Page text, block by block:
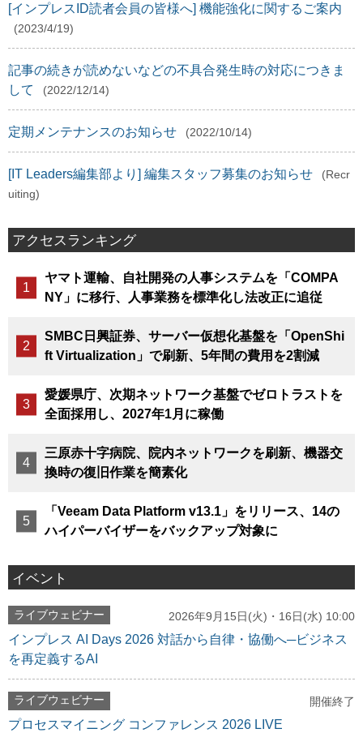
[インプレスID読者会員の皆様へ] 機能強化に関するご案内
(2023/4/19)
記事の続きが読めないなどの不具合発生時の対応につきま
して
(2022/12/14)
定期メンテナンスのお知らせ (2022/10/14)
[IT Leaders編集部より] 編集スタッフ募集のお知らせ
(Recr
uiting)
アクセスランキング
ヤマト運輸、自社開発の人事システムを「COMPA
NY」に移行、人事業務を標準化し法改正に追従
SMBC日興証券、サーバー仮想化基盤を「OpenShi
ft Virtualization」で刷新、5年間の費用を2割減
愛媛県庁、次期ネットワーク基盤でゼロトラストを
全面採用し、2027年1月に稼働
三原赤十字病院、院内ネットワークを刷新、機器交
換時の復旧作業を簡素化
「Veeam Data Platform v13.1」をリリース、14の
ハイパーバイザーをバックアップ対象に
イベント
ライブウェビナー 2026年9月15日(火)・16日(水) 10:00
インプレス AI Days 2026 対話から自律・協働へ─ビジネス
を再定義するAI
ライブウェビナー 開催終了
プロセスマイニング コンファレンス 2026 LIVE